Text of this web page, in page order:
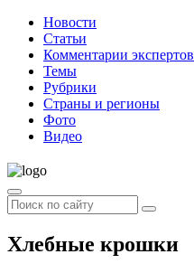
Новости
Статьи
Комментарии экспертов
Темы
Рубрики
Страны и регионы
Фото
Видео
Хлебные крошки